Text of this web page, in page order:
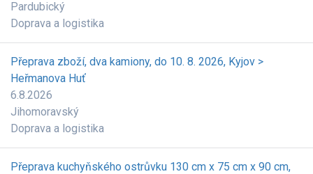
Pardubický
Doprava a logistika
Přeprava zboží, dva kamiony, do 10. 8. 2026, Kyjov >
Heřmanova Huť
6.8.2026
Jihomoravský
Doprava a logistika
Přeprava kuchyňského ostrůvku 130 cm x 75 cm x 90 cm,